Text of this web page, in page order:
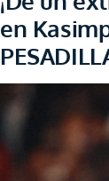
en